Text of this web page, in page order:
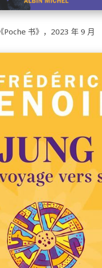
《Poche 书》，2023 年 9 月